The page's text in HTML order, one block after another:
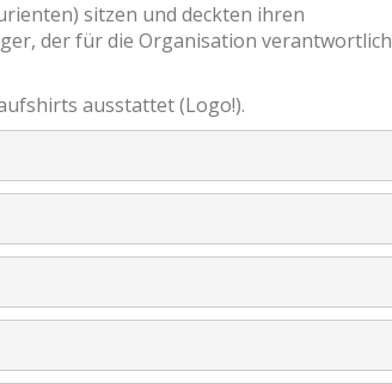
sitzen und deckten ihren
der für die Organisation verantwortlich
ausstattet (Logo!).